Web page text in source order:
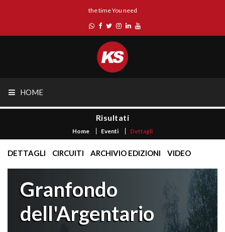
the time You need
HOME
Risultati
Home Eventi Dettagli
DETTAGLI CIRCUITI ARCHIVIO EDIZIONI VIDEO
Granfondo
dell'Argentario